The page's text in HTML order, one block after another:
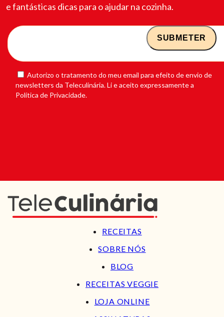
e fantásticas dicas para o ajudar na cozinha.
Autorizo o tratamento do meu email para efeito de envio de
newsletters da Teleculinária. Li e aceito expressamente a
Política de Privacidade.
RECEITAS
SOBRE NÓS
BLOG
RECEITAS VEGGIE
LOJA ONLINE